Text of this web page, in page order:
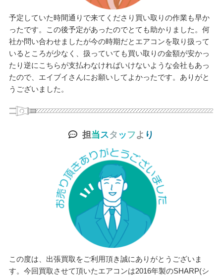
予定していた時間通りで来てくださり買い取りの作業も早か
ったです。この後予定があったのでとても助かりました。何
社か問い合わせましたが今の時期だとエアコンを取り扱って
いるところが少なく、扱っていても買い取りの金額が安かっ
たり逆にこちらが支払わなければいけないような会社もあっ
たので、エイブイさんにお願いしてよかったです。ありがと
うございました。
担当スタ ッ フよ り
この度は、出張買取をご利用頂き誠にありがとうございま
す。今回買取させて頂いたエアコンは2016年製のSHARP(シ